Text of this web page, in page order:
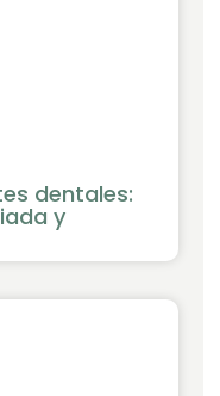
dentales:
y